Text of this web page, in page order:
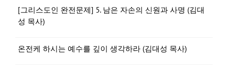
[그리스도인 완전문제] 5. 남은 자손의 신원과 사명 (김대
성 목사)
온전케 하시는 예수를 깊이 생각하라 (김대성 목사)